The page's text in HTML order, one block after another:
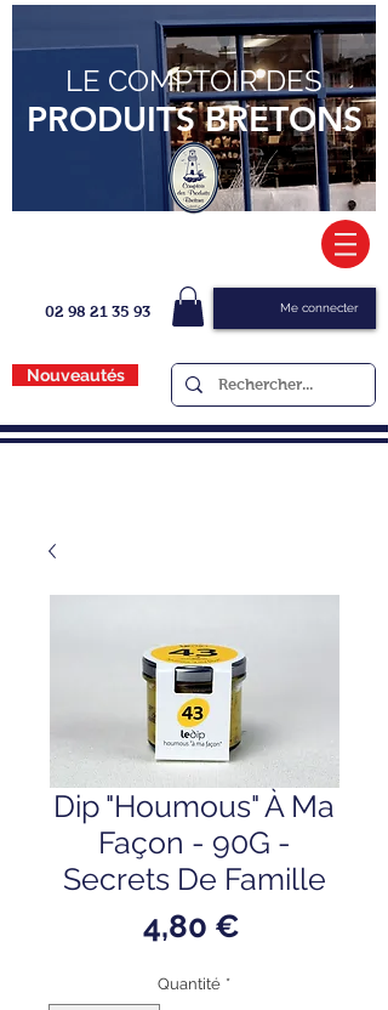
LE COMPTOIR DES
PRODUITS BRETONS
02 98 21 35 93 Me connecter
Nouveautés
Dip "Houmous" À Ma
Façon - 90G -
Secrets De Famille
4,80 €Prix
Quantité *